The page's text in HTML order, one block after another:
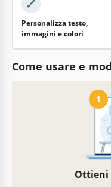
Personalizza testo,
immagini e colori
Come usare e
1
Ottieni